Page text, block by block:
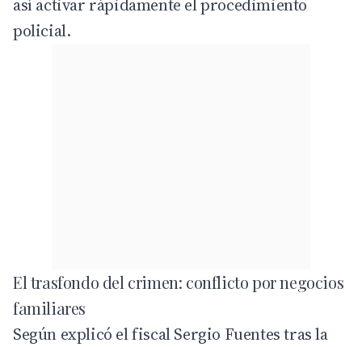
así activar rápidamente el procedimiento
policial.
El trasfondo del crimen: conflicto por negocios
familiares
Según explicó el fiscal Sergio Fuentes tras la